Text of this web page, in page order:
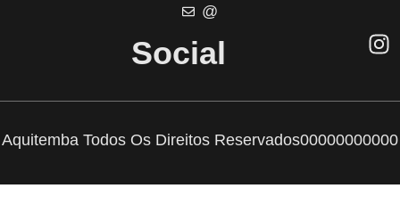
@
Social
Aquitemba Todos Os Direitos Reservados00000000000